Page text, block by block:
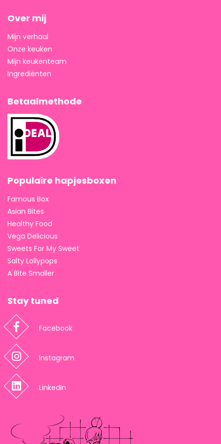
Over mij
Mijn verhaal
Onze keuken
Mijn keukenteam
Ingrediënten
Betaalmethode
Populaire hapjesboxen
Famous Box
Asian Bites
Healthy Food
Vega Delicious
Sweets For My Sweet
Salty Lollypops
A Bite Smaller
Stay tuned
Facebook
Instagram
LinkedIn